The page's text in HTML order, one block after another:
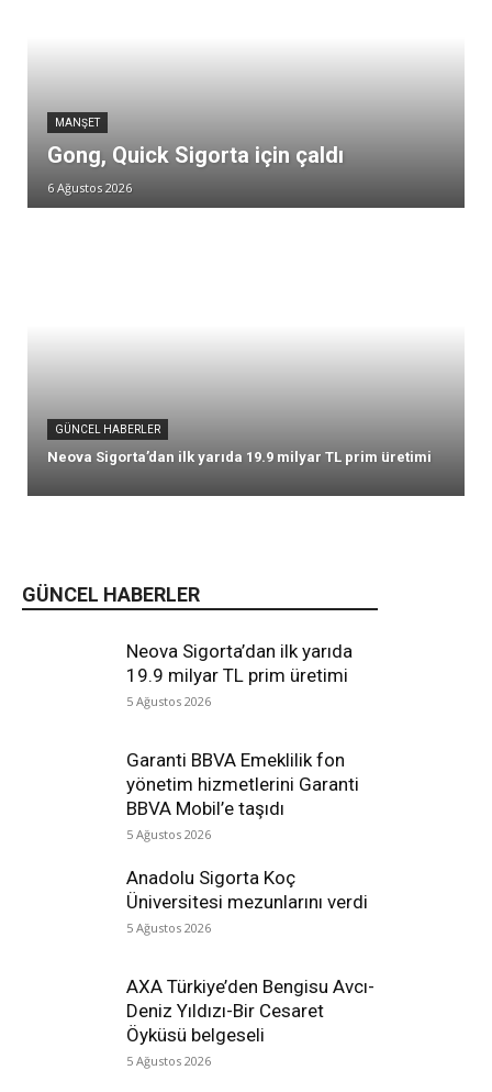
GÜNCEL HABERLER
Neova Sigorta’dan ilk yarıda
19.9 milyar TL prim üretimi
5 Ağustos 2026
Garanti BBVA Emeklilik fon
yönetim hizmetlerini Garanti
BBVA Mobil’e taşıdı
5 Ağustos 2026
Anadolu Sigorta Koç
Üniversitesi mezunlarını verdi
5 Ağustos 2026
AXA Türkiye’den Bengisu Avcı-
Deniz Yıldızı-Bir Cesaret
Öyküsü belgeseli
5 Ağustos 2026
MANŞET
Gong, Quick Sigorta için çaldı
6 Ağustos 2026
GÜNCEL HABERLER
Neova Sigorta’dan ilk yarıda 19.9 milyar TL prim üretimi